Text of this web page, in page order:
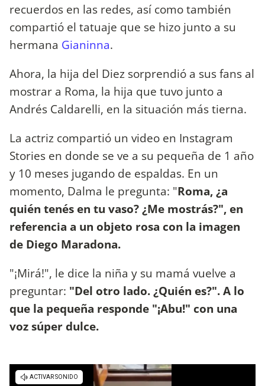
recuerdos en las redes, así como también
compartió el tatuaje que se hizo junto a su
hermana Gianinna.
Ahora, la hija del Diez sorprendió a sus fans al
mostrar a Roma, la hija que tuvo junto a
Andrés Caldarelli, en la situación más tierna.
La actriz compartió un video en Instagram
Stories en donde se ve a su pequeña de 1 año
y 10 meses jugando de espaldas. En un
momento, Dalma le pregunta: "Roma, ¿a
quién tenés en tu vaso? ¿Me mostrás?", en
referencia a un objeto rosa con la imagen
de Diego Maradona.
"¡Mirá!", le dice la niña y su mamá vuelve a
preguntar: "Del otro lado. ¿Quién es?". A lo
que la pequeña responde "¡Abu!" con una
voz súper dulce.